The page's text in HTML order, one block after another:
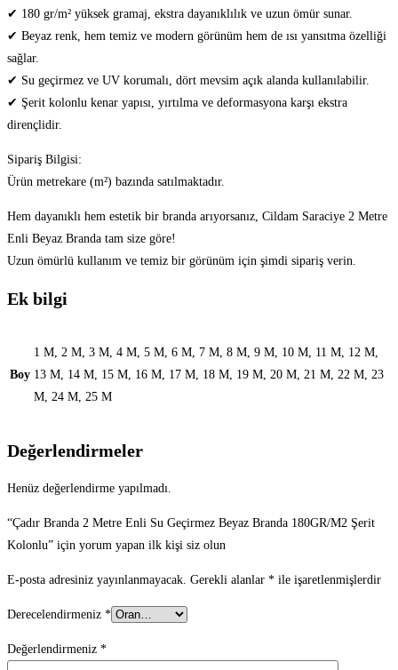
✔ 180 gr/m² yüksek gramaj, ekstra dayanıklılık ve uzun ömür sunar.
✔ Beyaz renk, hem temiz ve modern görünüm hem de ısı yansıtma özelliği
sağlar.
✔ Su geçirmez ve UV korumalı, dört mevsim açık alanda kullanılabilir.
✔ Şerit kolonlu kenar yapısı, yırtılma ve deformasyona karşı ekstra
dirençlidir.
Sipariş Bilgisi:
Ürün metrekare (m²) bazında satılmaktadır.
Hem dayanıklı hem estetik bir branda arıyorsanız, Cildam Saraciye 2 Metre
Enli Beyaz Branda tam size göre!
Uzun ömürlü kullanım ve temiz bir görünüm için şimdi sipariş verin.
Ek bilgi
Boy
1 M, 2 M, 3 M, 4 M, 5 M, 6 M, 7 M, 8 M, 9 M, 10 M, 11 M, 12 M,
13 M, 14 M, 15 M, 16 M, 17 M, 18 M, 19 M, 20 M, 21 M, 22 M, 23
M, 24 M, 25 M
Değerlendirmeler
Henüz değerlendirme yapılmadı.
“Çadır Branda 2 Metre Enli Su Geçirmez Beyaz Branda 180GR/M2 Şerit
Kolonlu” için yorum yapan ilk kişi siz olun
E-posta adresiniz yayınlanmayacak. Gerekli alanlar * ile işaretlenmişlerdir
Derecelendirmeniz *
Değerlendirmeniz *